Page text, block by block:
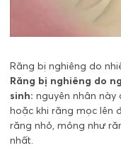
Răng bị nghiêng do
Răng bị nghiêng do
sinh: nguyên nhân này
hoặc khi răng mọc lên
răng nhỏ, mỏng như
nhất.